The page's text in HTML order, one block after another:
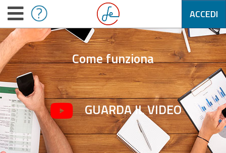
ACCEDI
Come funziona
GUARDA IL VIDEO